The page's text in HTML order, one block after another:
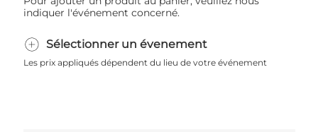
indiquer l'événement concerné.
Sélectionner un évenement
Les prix appliqués dépendent du lieu de votre événement